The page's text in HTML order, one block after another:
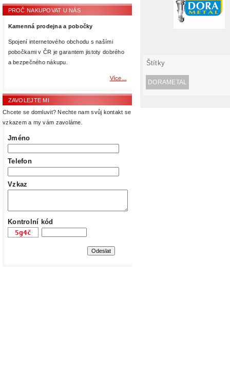
PROČ NAKUPOVAT U NÁS
Kamenná prodejna a pobočky
Spojení internetového obchodu s našími
pobočkami v ČR je garantem jistoty dobrého
a bezpečného nákupu.
Více...
ZAVOLEJTE MI
Chcete se domluvit? Nechte nam svůj kontakt se
vzkazem a my vám zavoláme.
Jméno
Telefon
Vzkaz
Kontrolní kód
Štítky
DORAMETAL